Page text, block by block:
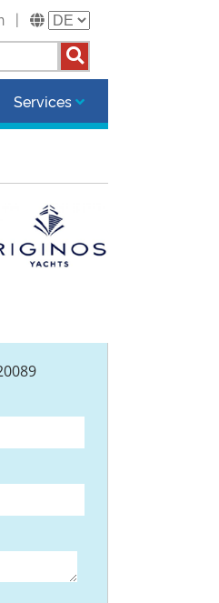
|
Services